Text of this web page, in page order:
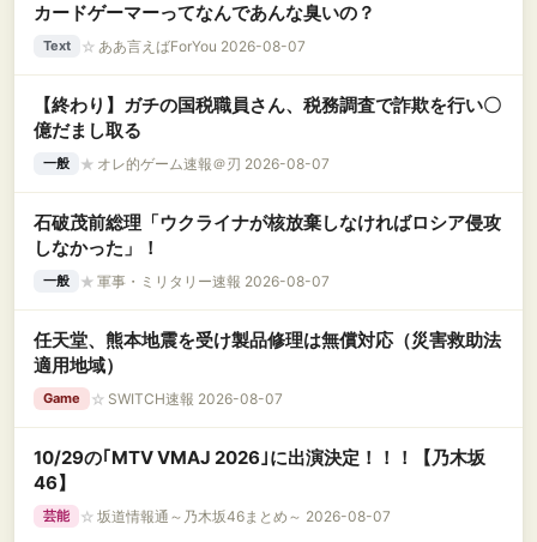
カードゲーマーってなんであんな臭いの？
Text ☆ ああ言えばForYou 2026-08-07
【終わり】ガチの国税職員さん、税務調査で詐欺を行い〇
億だまし取る
一般 ★ オレ的ゲーム速報＠刃 2026-08-07
石破茂前総理「ウクライナが核放棄しなければロシア侵攻
しなかった」！
一般 ★ 軍事・ミリタリー速報 2026-08-07
任天堂、熊本地震を受け製品修理は無償対応（災害救助法
適用地域）
Game ☆ SWITCH速報 2026-08-07
10/29の｢MTV VMAJ 2026｣に出演決定！！！【乃木坂
46】
芸能 ☆ 坂道情報通～乃木坂46まとめ～ 2026-08-07